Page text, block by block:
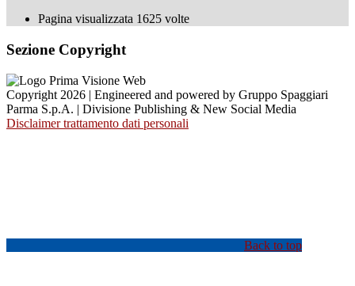
Pagina visualizzata 1625 volte
Sezione Copyright
Copyright 2026 | Engineered and powered by Gruppo Spaggiari
Parma S.p.A. | Divisione Publishing & New Social Media
Disclaimer trattamento dati personali
Back to top